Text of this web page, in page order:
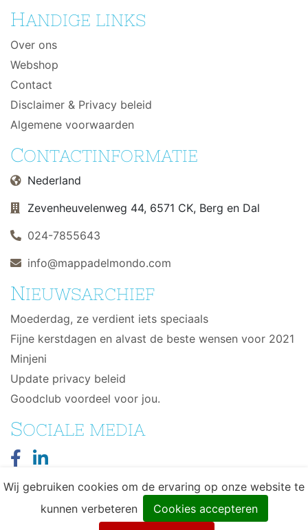
Wij gebruiken cookies om de ervaring op onze website te
kunnen verbeteren
Cookies accepteren
HANDIGE LINKS
Over ons
Webshop
Contact
Disclaimer & Privacy beleid
Algemene voorwaarden
CONTACTINFORMATIE
Nederland
Zevenheuvelenweg 44, 6571 CK, Berg en Dal
024-7855643
info@mappadelmondo.com
NIEUWSARCHIEF
Moederdag, ze verdient iets speciaals
Fijne kerstdagen en alvast de beste wensen voor 2021
Minjeni
Update privacy beleid
Goodclub voordeel voor jou.
SOCIALE MEDIA
© 2026 Mappa del Mondo - Wereldse eerlijke